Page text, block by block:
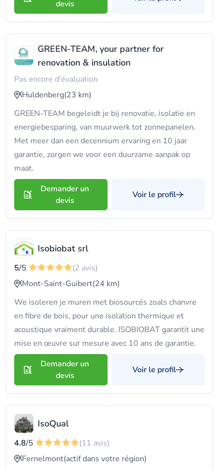
devis
GREEN-TEAM, your partner for
renovation & insulation
Pas encore d'évaluation
Huldenberg(23 km)
GREEN-TEAM begeleidt je bij renovatie, isolatie en
energiebesparing, van muurwerk tot zonnepanelen.
Met meer dan een decennium ervaring en 10 jaar
garantie, zorgen we voor een duurzame aanpak op
maat.
Demander un
devis
Voir le profil
Isobiobat srl
5/5
(2 avis)
Mont-Saint-Guibert(24 km)
We isoleren je muren met biosourcés zoals chanvre
en fibre de bois, pour une isolation thermique et
acoustique vraiment durable. ISOBIOBAT garantit une
mise en œuvre sur mesure avec 10 ans de garantie.
Demander un
devis
Voir le profil
IsoQual
4.8/5
(11 avis)
Fernelmont(actif dans votre région)